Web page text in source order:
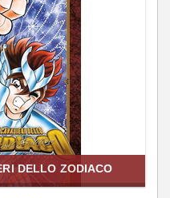
DELLO ZODIACO